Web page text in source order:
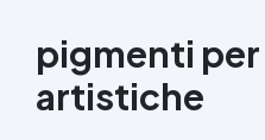
pigmenti
artistiche